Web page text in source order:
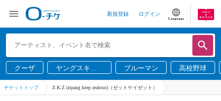
新規登録 ログイン
Language
クーザ
ヤングスキニ
ー
ブルーマン 高校野球
チケットトップ Z.K.Z (zipang keep zealous)（ゼットケイゼット）